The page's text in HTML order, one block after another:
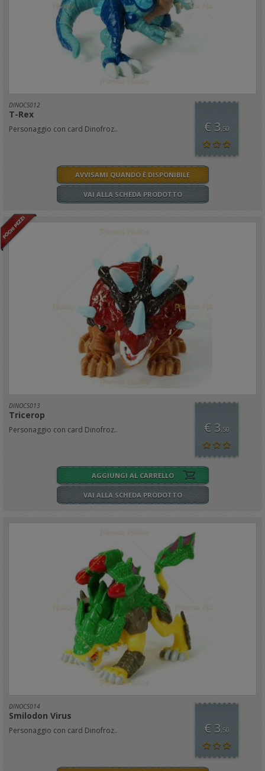
DINOCS012
T-Rex
Personaggio con card Dinofroz.. € 3,50
AVVISAMI QUANDO È DISPONIBILE
VAI ALLA SCHEDA PRODOTTO
DINOCS013
Tricerop
Personaggio con card Dinofroz.. € 3,50
AGGIUNGI AL CARRELLO
VAI ALLA SCHEDA PRODOTTO
DINOCS014
Smilodon Virus
Personaggio con card Dinofroz.. € 3,50